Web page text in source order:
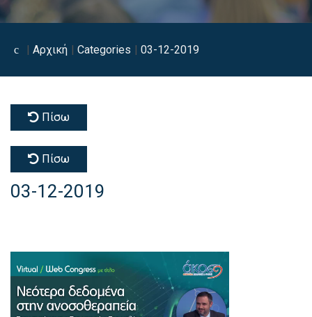
Αρχική Categories 03-12-2019
Πίσω
Πίσω
03-12-2019